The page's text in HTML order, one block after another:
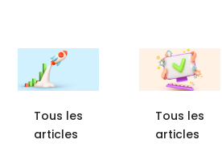
Tous les
articles
Tous les
articles